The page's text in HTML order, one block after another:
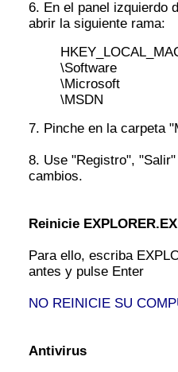
6. En el panel izquierdo
abrir la siguiente rama:
\Software
\Microsoft
\MSDN
7. Pinche en la carpeta
8. Use "Registro",
cambios.
Reinicie
Para ello, escriba
antes y pulse Enter
NO REINICIE SU
Antivirus